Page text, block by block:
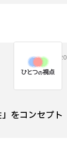
2026.05.20
をコンセプト